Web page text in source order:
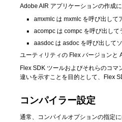
Adobe AIR アプリケーションの作成
amxmlc は mxmlc を呼び出して
acompc は compc を呼び出して
aasdoc は asdoc を呼び出して
ユーティリティの Flex バージョンと
Flex SDK ツールおよびそれらのコマ
違いを示すことを目的として、Flex
コンパイラー設定
通常、コンパイルオプションの指定